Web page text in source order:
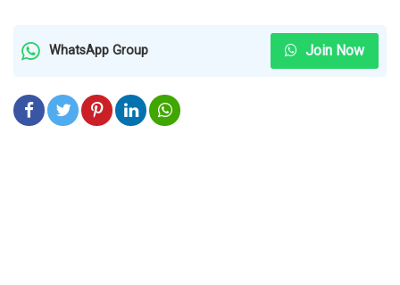
WhatsApp Group Join Now